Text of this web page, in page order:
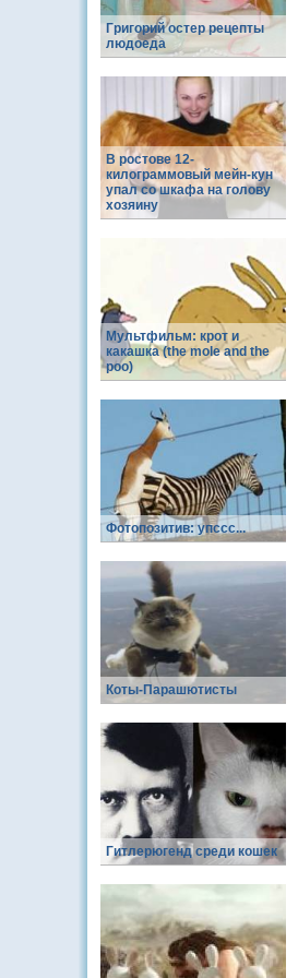
Григорий остер рецепты
людоеда
В ростове 12-
килограммовый мейн-кун
упал со шкафа на голову
хозяину
Мультфильм: крот и
какашка (the mole and the
poo)
Фотопозитив: упссс...
Коты-Парашютисты
Гитлерюгенд среди кошек